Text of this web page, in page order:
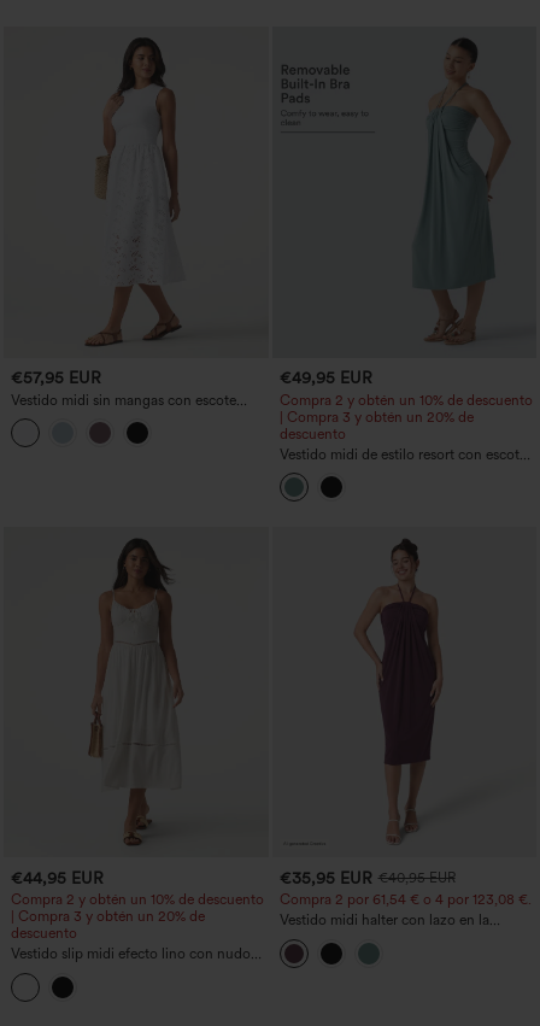
€57,95 EUR
Vestido midi sin mangas con escote
redondo, bordado tipo eyelet (broderie
anglaise) y bolsillos, de estilo resort
€49,95 EUR
Compra 2 y obtén un 10% de descuento
| Compra 3 y obtén un 20% de
descuento
Vestido midi de estilo resort con escote
halter anudado en la espalda, sujetador
incorporado y bolsillos
€44,95 EUR
Compra 2 y obtén un 10% de descuento
| Compra 3 y obtén un 20% de
descuento
Vestido slip midi efecto lino con nudo
delantero, recortes y bolsillos
€35,95 EUR €40,95 EUR
Compra 2 por 61,54 € o 4 por 123,08 €.
Vestido midi halter con lazo en la
espalda y bolsillos